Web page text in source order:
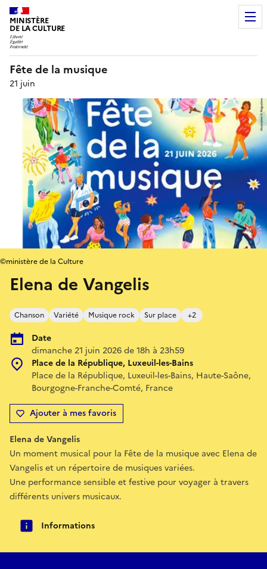
MINISTÈRE
DE LA CULTURE
Fête de la musique
21 juin
Elena de Vangelis
Chanson Variété Musique rock Sur place +2
Date
dimanche 21 juin 2026 de 18h à 23h59
Place de la République, Luxeuil-les-Bains
Place de la République, Luxeuil-les-Bains, Haute-Saône,
Bourgogne-Franche-Comté, France
Ajouter à mes favoris
©ministère de la Culture
Elena de Vangelis
Un moment musical pour la Fête de la musique avec Elena de
Vangelis et un répertoire de musiques variées.
Une performance sensible et festive pour voyager à travers
différents univers musicaux.
Informations